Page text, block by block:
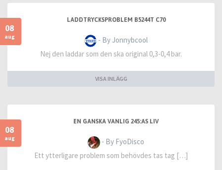
08
aug
LADDTRYCKSPROBLEM B5244T C70
- By Jonnybcool
Nej den laddar som den ska original 0,3-0,4 bar.
VISA INLÄGG
08
aug
EN GANSKA VANLIG 245:AS LIV
- By FyoDisco
Ett ytterligare problem som behövdes tas tag […]